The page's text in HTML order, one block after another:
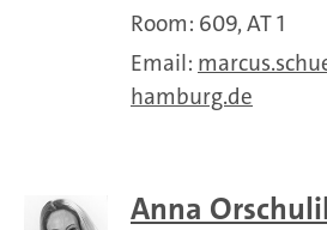
Room: 609, AT 1
Email:
hamburg.de
Anna